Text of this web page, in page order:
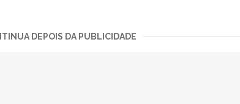
DEPOIS DA PUBLICIDADE